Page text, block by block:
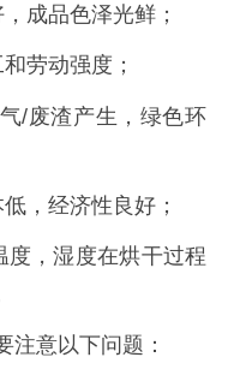
成品色泽光鲜；
劳动强度；
废渣产生，绿色环
，经济性良好；
，湿度在烘干过程
意以下问题：